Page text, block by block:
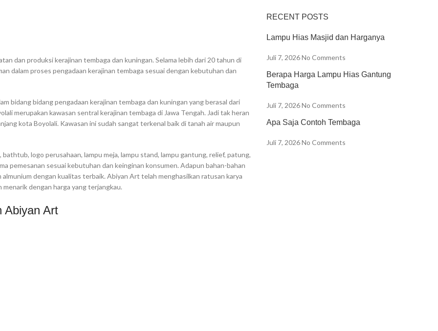
dan produksi kerajinan tembaga dan kuningan. Selama lebih dari 20 tahun di
dalam proses pengadaan kerajinan tembaga sesuai dengan kebutuhan dan
bidang bidang pengadaan kerajinan tembaga dan kuningan yang berasal dari
merupakan kawasan sentral kerajinan tembaga di Jawa Tengah. Jadi tak heran
kota Boyolali. Kawasan ini sudah sangat terkenal baik di tanah air maupun
logo perusahaan, lampu meja, lampu stand, lampu gantung, relief, patung,
pemesanan sesuai kebutuhan dan keinginan konsumen. Adapun bahan-bahan
dengan kualitas terbaik. Abiyan Art telah menghasilkan ratusan karya
dengan harga yang terjangkau.
Abiyan Art
RECENT POSTS
Lampu Hias Masjid dan Harganya
Juli 7, 2026 No Comments
Berapa Harga Lampu Hias Gantung
Tembaga
Juli 7, 2026 No Comments
Apa Saja Contoh Tembaga
Juli 7, 2026 No Comments